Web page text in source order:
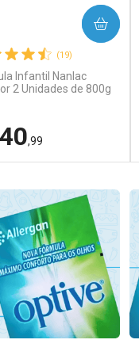
(19)
Infantil Nanlac
2 Unidades de 800g
,99
COMPRAR
Menos